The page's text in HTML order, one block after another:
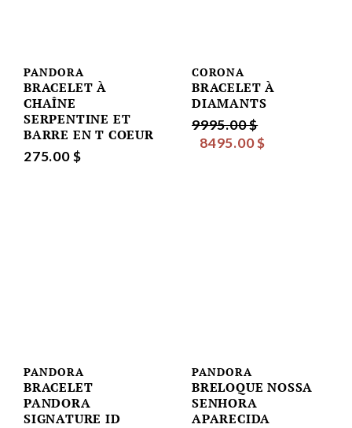
PANDORA
BRACELET À
CHAÎNE
SERPENTINE ET
BARRE EN T COEUR
275.00 $
CORONA
BRACELET À
DIAMANTS
9995.00 $
8495.00 $
PANDORA
BRACELET
PANDORA
SIGNATURE ID
PANDORA
BRELOQUE NOSSA
SENHORA
APARECIDA